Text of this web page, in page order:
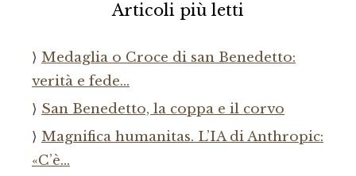
Articoli più letti
Medaglia o Croce di san Benedetto:
verità e fede…
San Benedetto, la coppa e il corvo
Magnifica humanitas. L’IA di Anthropic:
«C’è…